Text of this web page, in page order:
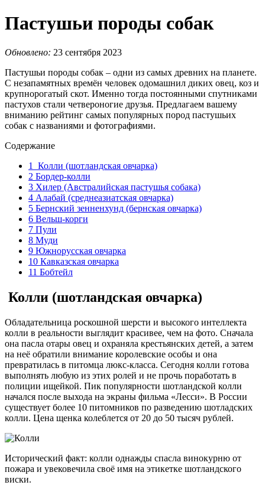
Пастушьи породы собак
Обновлено: 23 сентября 2023
Пастушьи породы собак – одни из самых древних на планете.
С незапамятных времён человек одомашнил диких овец, коз и
крупнорогатый скот. Именно тогда постоянными спутниками
пастухов стали четвероногие друзья. Предлагаем вашему
вниманию рейтинг самых популярных пород пастушьих
собак с названиями и фотографиями.
Содержание
1
Колли (шотландская овчарка)
2 Бордер-колли
3 Хилер (Австралийская пастушья собака)
4 Алабай (среднеазиатская овчарка)
5 Бернский зенненхунд (бернская овчарка)
6 Вельш-корги
7 Пули
8 Муди
9 Южнорусская овчарка
10 Кавказская овчарка
11 Бобтейл
Колли (шотландская овчарка)
Обладательница роскошной шерсти и высокого интеллекта
колли в реальности выглядит красивее, чем на фото. Сначала
она пасла отары овец и охраняла крестьянских детей, а затем
на неё обратили внимание королевские особы и она
превратилась в питомца люкс-класса. Сегодня колли готова
выполнять любую из этих ролей и не прочь поработать в
полиции ищейкой. Пик популярности шотландской колли
начался после выхода на экраны фильма «Лесси». В России
существует более 10 питомников по разведению шотладских
колли. Цена щенка колеблется от 20 до 50 тысяч рублей.
Исторический факт: колли однажды спасла винокурню от
пожара и увековечила своё имя на этикетке шотландского
виски.